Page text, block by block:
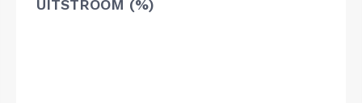
UITSTROOM (%)